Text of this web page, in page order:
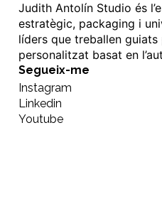
Judith Antolín Studio és
estratègic, packaging i
líders que treballen guiats
personalitzat basat en
Segueix-me
Instagram
Linkedin
Youtube